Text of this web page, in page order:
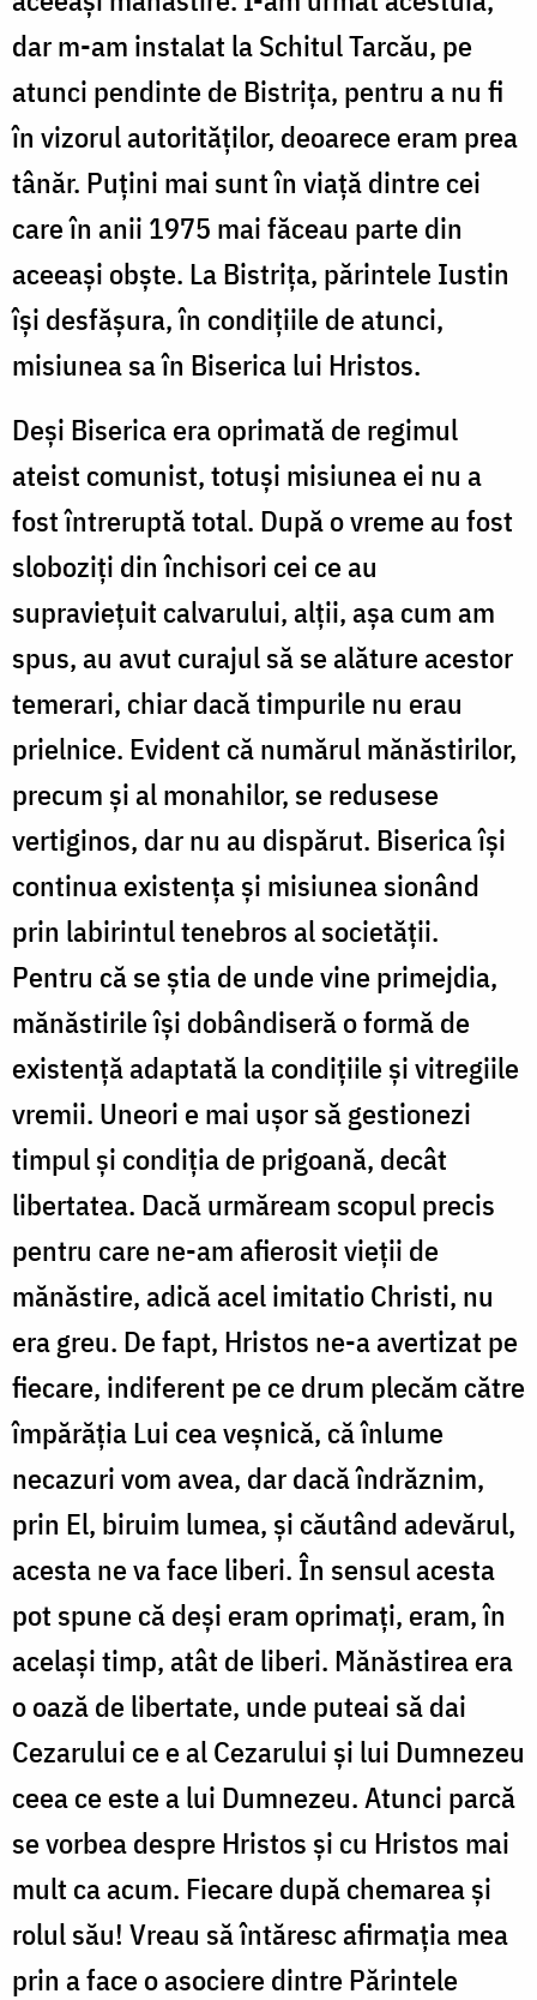
dar m-am instalat la Schitul Tarcău, pe
atunci pendinte de Bistriţa, pentru a nu fi
în vizorul autorităţilor, deoarece eram prea
tânăr. Puţini mai sunt în viaţă dintre cei
care în anii 1975 mai făceau parte din
aceeaşi obşte. La Bistriţa, părintele Iustin
îşi desfăşura, în condiţiile de atunci,
misiunea sa în Biserica lui Hristos.
Deși Biserica era oprimată de regimul
ateist comunist, totuşi misiunea ei nu a
fost întreruptă total. După o vreme au fost
sloboziţi din închisori cei ce au
supravieţuit calvarului, alţii, aşa cum am
spus, au avut curajul să se alăture acestor
temerari, chiar dacă timpurile nu erau
prielnice. Evident că numărul mănăstirilor,
precum şi al monahilor, se redusese
vertiginos, dar nu au dispărut. Biserica îşi
continua existenţa şi misiunea sionând
prin labirintul tenebros al societăţii.
Pentru că se ştia de unde vine primejdia,
mănăstirile îşi dobândiseră o formă de
existență adaptată la condiţiile şi vitregiile
vremii. Uneori e mai uşor să gestionezi
timpul și condiția de prigoană, decât
libertatea. Dacă urmăream scopul precis
pentru care ne-am afierosit vieţii de
mănăstire, adică acel imitatio Christi, nu
era greu. De fapt, Hristos ne-a avertizat pe
fiecare, indiferent pe ce drum plecăm către
împărăţia Lui cea veşnică, că înlume
necazuri vom avea, dar dacă îndrăznim,
prin El, biruim lumea, şi căutând adevărul,
acesta ne va face liberi. În sensul acesta
pot spune că deşi eram oprimaţi, eram, în
acelaşi timp, atât de liberi. Mănăstirea era
o oază de libertate, unde puteai să dai
Cezarului ce e al Cezarului şi lui Dumnezeu
ceea ce este a lui Dumnezeu. Atunci parcă
se vorbea despre Hristos şi cu Hristos mai
mult ca acum. Fiecare după chemarea şi
rolul său! Vreau să întăresc afirmaţia mea
prin a face o asociere dintre Părintele